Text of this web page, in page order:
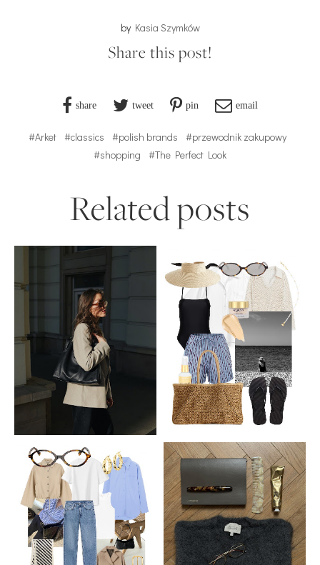
by Kasia Szymków
Share this post!
share tweet pin email
#Arket #classics #polish brands
#przewodnik zakupowy
#shopping
#The Perfect Look
Related posts